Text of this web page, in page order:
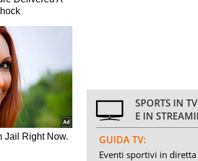
SPORTS IN TV
E IN
GUIDA TV:
Eventi sportivi in diretta